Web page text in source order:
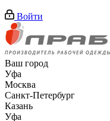
Войти
Ваш город
Уфа
Москва
Санкт-Петербург
Казань
Уфа